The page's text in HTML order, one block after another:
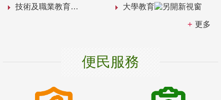
技術及職業教育 大學教育
更多
便民服務